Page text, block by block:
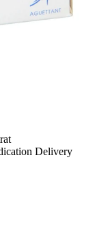
Delivery